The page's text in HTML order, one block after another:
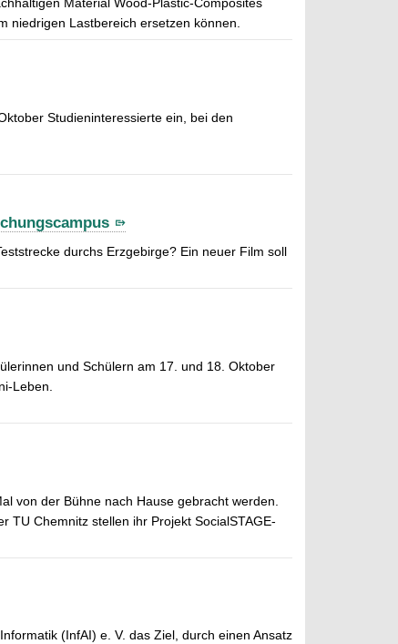
niedrigen Lastbereich ersetzen können.
Studieninteressierte ein, bei den
durchs Erzgebirge? Ein neuer Film soll
und Schülern am 17. und 18. Oktober
Leben.
von der Bühne nach Hause gebracht werden.
TU Chemnitz stellen ihr Projekt SocialSTAGE-
(InfAI) e. V. das Ziel, durch einen Ansatz